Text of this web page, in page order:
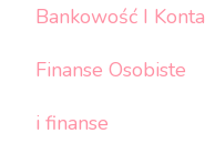
Bankowość I Konta
Finanse Osobiste
i finanse